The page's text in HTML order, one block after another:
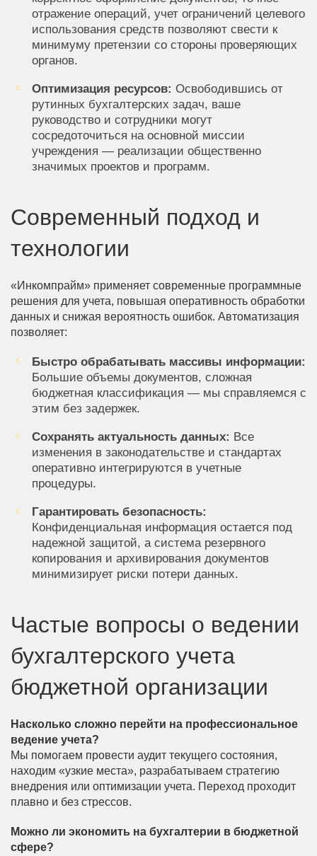
отражение операций, учет ограничений целевого
использования средств позволяют свести к
минимуму претензии со стороны проверяющих
органов.
Оптимизация ресурсов: Освободившись от
рутинных бухгалтерских задач, ваше
руководство и сотрудники могут
сосредоточиться на основной миссии
учреждения — реализации общественно
значимых проектов и программ.
Современный подход и
технологии
«Инкомпрайм» применяет современные программные
решения для учета, повышая оперативность обработки
данных и снижая вероятность ошибок. Автоматизация
позволяет:
Быстро обрабатывать массивы информации:
Большие объемы документов, сложная
бюджетная классификация — мы справляемся с
этим без задержек.
Сохранять актуальность данных: Все
изменения в законодательстве и стандартах
оперативно интегрируются в учетные
процедуры.
Гарантировать безопасность:
Конфиденциальная информация остается под
надежной защитой, а система резервного
копирования и архивирования документов
минимизирует риски потери данных.
Частые вопросы о ведении
бухгалтерского учета
бюджетной организации
Насколько сложно перейти на профессиональное
ведение учета?
Мы помогаем провести аудит текущего состояния,
находим «узкие места», разрабатываем стратегию
внедрения или оптимизации учета. Переход проходит
плавно и без стрессов.
Можно ли экономить на бухгалтерии в бюджетной
сфере?